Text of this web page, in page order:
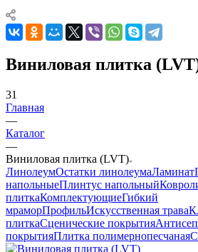
Виниловая плитка
31
Главная
—
Каталог
—
Виниловая плитка (LVT)
ЛинолеумОстатки линолеумаЛаминат
напольныеПлинтус напольный
плиткаКомплектующиеГибкий
мраморПрофильИскусственная трава
плиткаСценические покрытия
покрытияПлитка полимернопесчаная